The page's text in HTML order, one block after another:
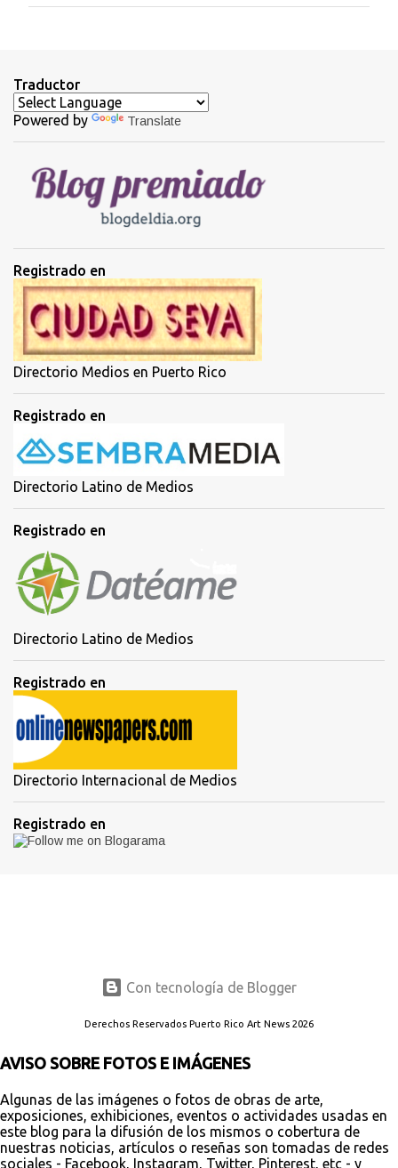
a
r
o
s
Traductor
Powered by Translate
Registrado en
Directorio Medios en Puerto Rico
Registrado en
Directorio Latino de Medios
Registrado en
Directorio Latino de Medios
Registrado en
Directorio Internacional de Medios
Registrado en
Con tecnología de Blogger
Derechos Reservados Puerto Rico Art News 2026
AVISO SOBRE FOTOS E IMÁGENES
Algunas de las imágenes o fotos de obras de arte,
exposiciones, exhibiciones, eventos o actividades usadas en
este blog para la difusión de los mismos o cobertura de
nuestras noticias, artículos o reseñas son tomadas de redes
sociales - Facebook, Instagram, Twitter, Pinterest, etc - y